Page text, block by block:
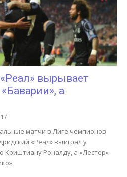
вырывает
а
матчи в Лиге чемпионов
«Реал» выиграл у
Криштиану Роналду, а «Лестер»